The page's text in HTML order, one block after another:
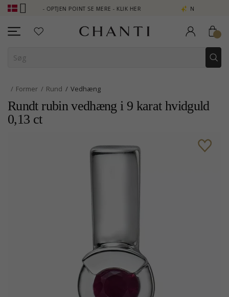
CLUB - OPTJEN POINT SE MERE - KLIK HER NEW COLLECTION |
Former Rund Vedhæng
Rundt rubin vedhæng i 9 karat hvidguld
0,13 ct